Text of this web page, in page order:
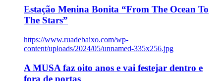
Estação Menina Bonita “From The Ocean To
The Stars”
https://www.ruadebaixo.com/wp-
content/uploads/2024/05/unnamed-335x256.jpg
A MUSA faz oito anos e vai festejar dentro e
fora de portas